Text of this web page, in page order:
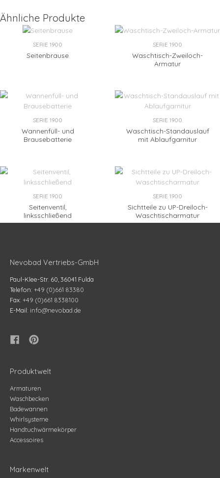
Ähnliche Produkte
SERIE 1900
Seitenbrause
SERIE 1900
Waschtisch-Zweiloch-
Armatur
SERIE 1900
Wannenfüll- und
Brausebatterie
SERIE 1900
Waschtisch-Standauslauf
mit Ablaufgarnitur
SERIE 1900
Seitenventil,
linksschließend
SERIE 1900
Sichtteile zu UP-Dreiloch-
Waschtischarmatur
Nevobad Vertriebs-GmbH
Paul-Klee-Str. 60, 36041 Fulda
Telefon: +49 (0)661 83380
Fax: +49 (0)661 8338100
E-Mail: info@nevobad.de
Produktwelt
Armaturen
Waschbecken
Badewannen
Whirlsysteme
Handtuchwärmekörper
Accessoires
Markenwelt